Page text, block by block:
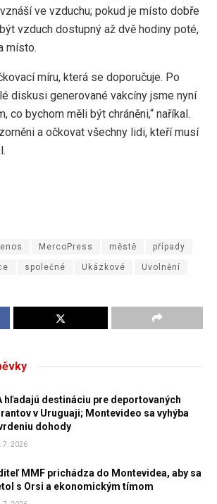
ve vzduchu; pokud je místo dobře
vzduch dostupný až dvě hodiny poté,
místo.
míru, která se doporučuje. Po
diskusi generované vakcíny jsme nyní
co bychom měli být chráněni,“ naříkal.
a očkovat všechny lidi, kteří musí
MercoPress městě případy
společné Ukázkové Uvolnění
hľadajú destináciu pre deportovaných
v Uruguaji; Montevideo sa vyhýba
dohody
7. 2026
MMF prichádza do Montevidea, aby sa
s Orsi a ekonomickým tímom